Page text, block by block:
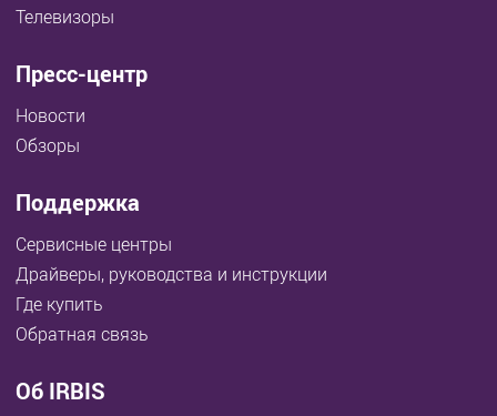
Телевизоры
Пресс-центр
Новости
Обзоры
Поддержка
Сервисные центры
Драйверы, руководства и инструкции
Где купить
Обратная связь
Об IRBIS